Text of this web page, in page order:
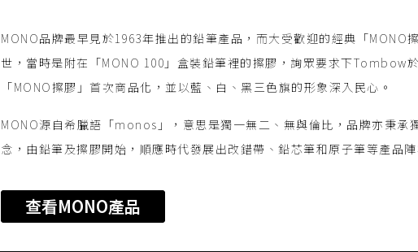
MONO品牌最早見於1963年推出的鉛筆產品，而大受歡迎的經典「MONO
世，當時是附在「MONO 100」盒裝鉛筆裡的擦膠，詢眾要求下Tombow
「MONO擦膠」首次商品化，並以藍、白、黑三色旗的形象深入民心。
MONO源自希臘語「monos」，意思是獨一無二、無與倫比，品牌亦秉承
念，由鉛筆及擦膠開始，順應時代發展出改錯帶、鉛芯筆和原子筆等產品陣
查看MONO產品